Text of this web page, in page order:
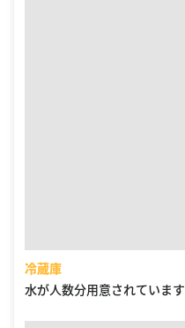
冷蔵庫
水が人数分用意されています